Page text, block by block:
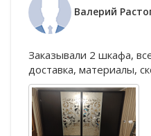
Валерий
Заказывали 2 шкафа,
доставка, материалы,